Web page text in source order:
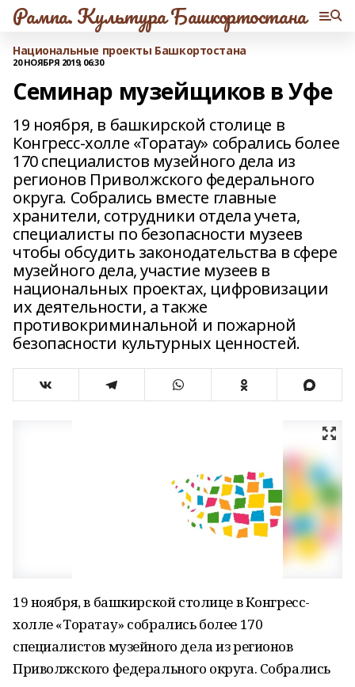
Рампа. Культура Башкортостана
Национальные проекты Башкортостана
20 НОЯБРЯ 2019, 06:30
Семинар музейщиков в Уфе
19 ноября, в башкирской столице в
Конгресс-холле «Торатау» собрались более
170 специалистов музейного дела из
регионов Приволжского федерального
округа. Собрались вместе главные
хранители, сотрудники отдела учета,
специалисты по безопасности музеев
чтобы обсудить законодательства в сфере
музейного дела, участие музеев в
национальных проектах, цифровизации
их деятельности, а также
противокриминальной и пожарной
безопасности культурных ценностей.
19 ноября, в башкирской столице в Конгресс-
холле «Торатау» собрались более 170
специалистов музейного дела из регионов
Приволжского федерального округа. Собрались